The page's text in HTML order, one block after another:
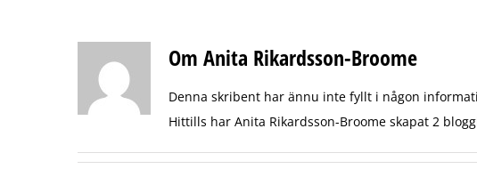
Om Anita Rikardsson-Broome
Denna skribent har ännu inte fyllt i någon
Hittills har Anita Rikardsson-Broome skapat 2